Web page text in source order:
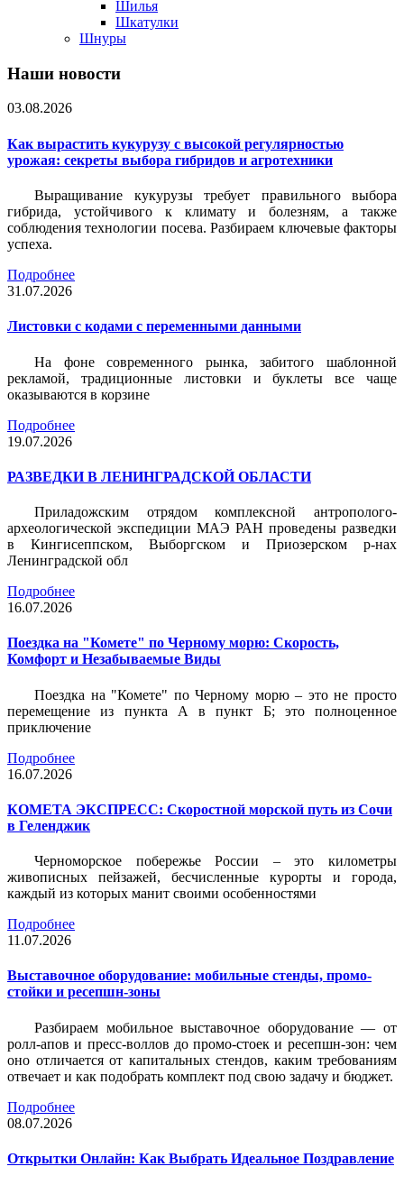
Шилья
Шкатулки
Шнуры
Наши новости
03.08.2026
Как вырастить кукурузу с высокой регулярностью
урожая: секреты выбора гибридов и агротехники
Выращивание кукурузы требует правильного выбора
гибрида, устойчивого к климату и болезням, а также
соблюдения технологии посева. Разбираем ключевые факторы
успеха.
Подробнее
31.07.2026
Листовки c кодами с переменными данными
На фоне современного рынка, забитого шаблонной
рекламой, традиционные листовки и буклеты все чаще
оказываются в корзине
Подробнее
19.07.2026
РАЗВЕДКИ В ЛЕНИНГРАДСКОЙ ОБЛАСТИ
Приладожским отрядом комплексной антрополого-
археологической экспедиции МАЭ РАН проведены разведки
в Кингисеппском, Выборгском и Приозерском р-нах
Ленинградской обл
Подробнее
16.07.2026
Поездка на "Комете" по Черному морю: Скорость,
Комфорт и Незабываемые Виды
Поездка на "Комете" по Черному морю – это не просто
перемещение из пункта А в пункт Б; это полноценное
приключение
Подробнее
16.07.2026
КОМЕТА ЭКСПРЕСС: Скоростной морской путь из Сочи
в Геленджик
Черноморское побережье России – это километры
живописных пейзажей, бесчисленные курорты и города,
каждый из которых манит своими особенностями
Подробнее
11.07.2026
Выставочное оборудование: мобильные стенды, промо-
стойки и ресепшн-зоны
Разбираем мобильное выставочное оборудование — от
ролл-апов и пресс-воллов до промо-стоек и ресепшн-зон: чем
оно отличается от капитальных стендов, каким требованиям
отвечает и как подобрать комплект под свою задачу и бюджет.
Подробнее
08.07.2026
Открытки Онлайн: Как Выбрать Идеальное Поздравление